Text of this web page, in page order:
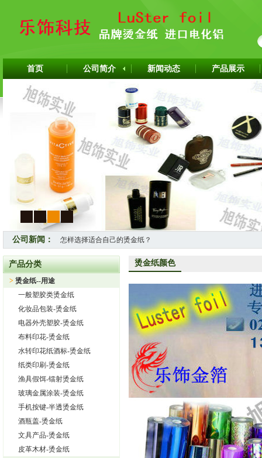
首页 公司简介 新闻动态 产品展示
4
公司新闻：
怎样选择适合自己的烫金纸？
热烈祝贺上海旭饰实业有限公司成为韩国ITW烫金纸华东区代理商
上海旭饰实业有限公司—日本东洋烫金纸TORAY烫金纸华东区总
热烈祝贺上海旭饰实业有限公司成为德国库尔兹烫金纸一级代理
热烈祝贺旭饰实业成为日本OIKE烫金纸尾池烫金纸华东区总代理
上海旭饰实业有限公司——进口烫金纸专业供应商
怎样选择进口烫金纸
上海旭饰实业有限公司 专业供应汽车中网烫金纸，汽车格栅烫金
产品分类
> 烫金纸--用途
一般塑胶类烫金纸
化妆品包装-烫金纸
电器外壳塑胶-烫金纸
布料印花-烫金纸
水转印花纸酒标-烫金纸
纸类印刷-烫金纸
渔具假饵-镭射烫金纸
玻璃金属涂装-烫金纸
手机按键-半透烫金纸
酒瓶盖-烫金纸
文具产品-烫金纸
皮革木材-烫金纸
烫金纸颜色